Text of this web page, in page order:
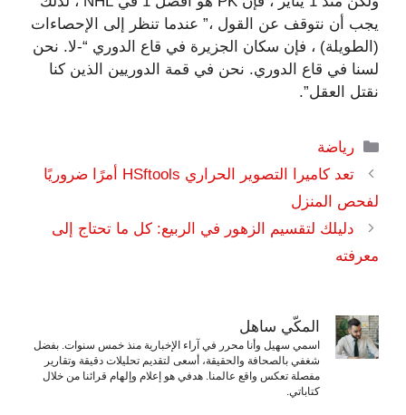
يجب أن نتوقف عن القول ،” عندما تنظر إلى الإحصاءات
(الطويلة) ، فإن سكان الجزيرة في قاع الدوري “-لا. نحن
لسنا في قاع الدوري. نحن في قمة الدوريين الذين كنا
نقتل العقل”.
التصنيفات
رياضة
تعد كاميرا التصوير الحراري HSftools أمرًا ضروريًا
لفحص المنزل
دليلك لتقسيم الزهور في الربيع: كل ما تحتاج إلى
معرفته
المكّي ساهل
اسمي سهيل وأنا محرر في آراء الإخبارية منذ خمس سنوات. بفضل
شغفي بالصحافة والحقيقة، أسعى لتقديم تحليلات دقيقة وتقارير
مفصلة تعكس واقع عالمنا. هدفي هو إعلام وإلهام قرائنا من خلال
كتاباتي.